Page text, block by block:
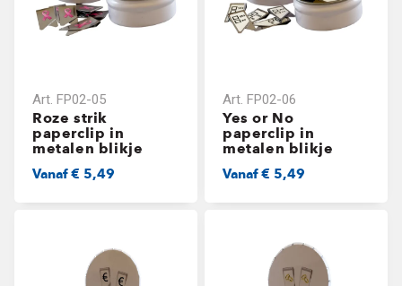
Art. FP02-05
Roze strik
paperclip in
metalen blikje
Vanaf€ 5,49
Art. FP02-06
Yes or No
paperclip in
metalen blikje
Vanaf€ 5,49